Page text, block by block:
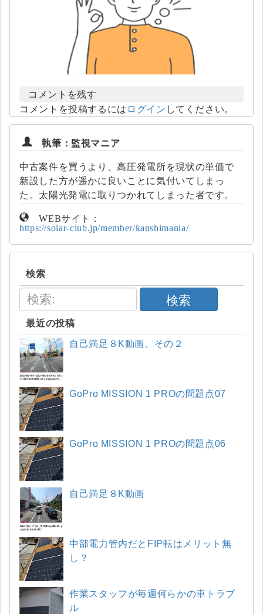
コメントを残す
コメントを投稿するには ログイン してください。
執筆：監視マニア
中古案件を買うより、高圧発電所を現状の単価で
新設した方が遥かに良いことに気付いてしまっ
た。太陽光発電に取りつかれてしまった者です。
WEBサイト：
https://solar-club.jp/member/kanshimania/
検索
検索
最近の投稿
自己満足８K動画、その２
GoPro MISSION 1 PROの問題点07
GoPro MISSION 1 PROの問題点06
自己満足８K動画
中部電力管内だとFIP転はメリット無
し？
作業スタッフが毎週何らかの車トラブ
ル